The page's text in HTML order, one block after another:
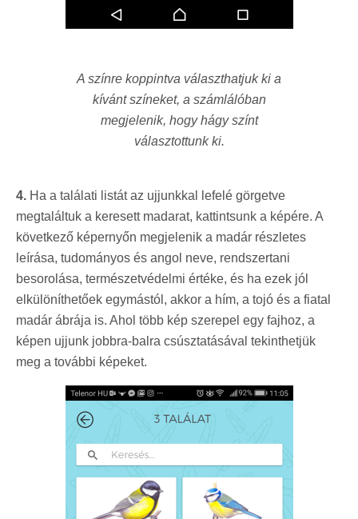
A színre koppintva választhatjuk ki a
kívánt színeket, a számlálóban
megjelenik, hogy hágy színt
választottunk ki.
4. Ha a találati listát az ujjunkkal lefelé görgetve
megtaláltuk a keresett madarat, kattintsunk a képére. A
következő képernyőn megjelenik a madár részletes
leírása, tudományos és angol neve, rendszertani
besorolása, természetvédelmi értéke, és ha ezek jól
elkülöníthetőek egymástól, akkor a hím, a tojó és a fiatal
madár ábrája is. Ahol több kép szerepel egy fajhoz, a
képen ujjunk jobbra-balra csúsztatásával tekinthetjük
meg a további képeket.